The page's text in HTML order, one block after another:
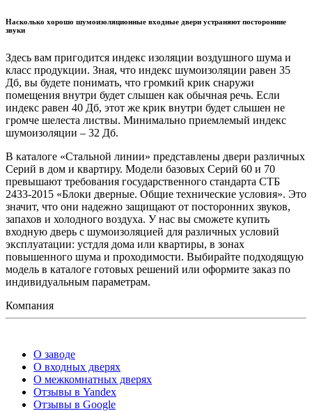
Насколько хорошо шумоизоляционные входные двери устраняют посторонние
звуки
Здесь вам пригодится индекс изоляции воздушного шума и
класс продукции. Зная, что индекс шумоизоляции равен 35
Дб, вы будете понимать, что громкий крик снаружи
помещения внутри будет слышен как обычная речь. Если
индекс равен 40 Дб, этот же крик внутри будет слышен не
громче шелеста листвы. Минимально приемлемый индекс
шумоизоляции – 32 Дб.
В каталоге «Стальной линии» представлены двери различных
Серий в дом и квартиру. Модели базовых Серий 60 и 70
превышают требования государственного стандарта СТБ
2433-2015 «Блоки дверные. Общие технические условия». Это
значит, что они надежно защищают от посторонних звуков,
запахов и холодного воздуха. У нас вы сможете купить
входную дверь с шумоизоляцией для различных условий
эксплуатации: устдля дома или квартиры, в зонах
повышенного шума и проходимости. Выбирайте подходящую
модель в каталоге готовых решений или оформите заказ по
индивидуальным параметрам.
Компания
О заводе
О входных дверях
О межкомнатных дверях
Отзывы в Yandex
Отзывы в Google